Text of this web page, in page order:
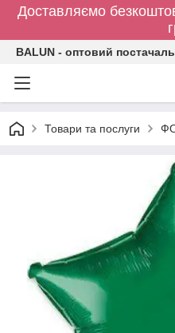
Доставляємо
BALUN - оптовий
Товари та послуги